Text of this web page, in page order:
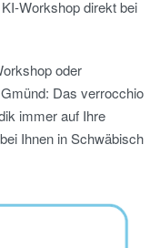
Workshop direkt bei
oder
Das verrocchio
immer auf Ihre
Ihnen in Schwäbisch